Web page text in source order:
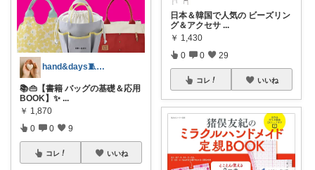
hand&days🧵手芸とほっこり雑貨
📚👜【書籍 バッグの基礎＆応用
BOOK】✨ ...
￥ 1,870
0 0 9
コレ いいね
日本＆韓国で人気の ビーズリン
グ＆アクセサ ...
￥ 1,430
0 0 29
コレ いいね